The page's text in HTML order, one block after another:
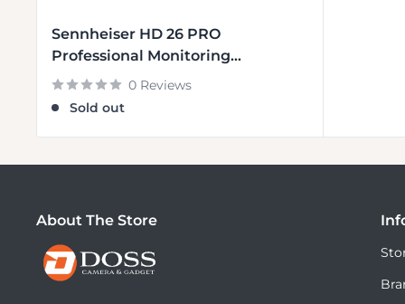
Sennheiser HD 26 PRO
Professional Monitoring
Headphone0 Reviews
Sold out
About The Store
DOSS
Camera